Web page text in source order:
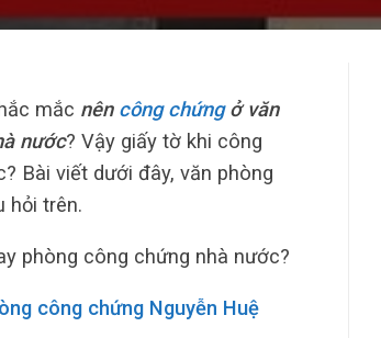
mắc nên công chứngở văn
nước? Vậy giấy tờ khi công
Bài viết dưới đây, văn phòng
hỏi trên.
phòng công chứng nhà nước?
công chứng Nguyễn Huệ